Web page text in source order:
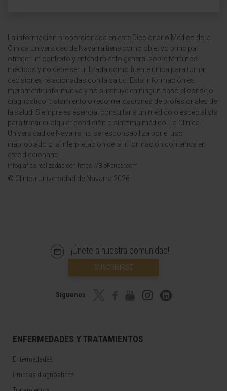
La información proporcionada en este Diccionario Médico de la
Clínica Universidad de Navarra tiene como objetivo principal
ofrecer un contexto y entendimiento general sobre términos
médicos y no debe ser utilizada como fuente única para tomar
decisiones relacionadas con la salud. Esta información es
meramente informativa y no sustituye en ningún caso el consejo,
diagnóstico, tratamiento o recomendaciones de profesionales de
la salud. Siempre es esencial consultar a un médico o especialista
para tratar cualquier condición o síntoma médico. La Clínica
Universidad de Navarra no se responsabiliza por el uso
inapropiado o la interpretación de la información contenida en
este diccionario.
Infografías realizadas con https://BioRender.com
© Clínica Universidad de Navarra 2026
¡Únete a nuestra comunidad!
SUSCRIBIRSE
Síguenos
ENFERMEDADES Y TRATAMIENTOS
Enfermedades
Pruebas diagnósticas